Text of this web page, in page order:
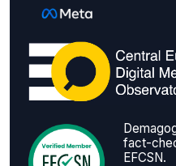
fact-
EFCSN.